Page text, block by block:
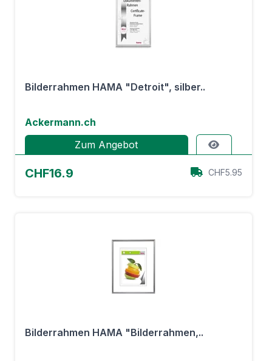
Bilderrahmen HAMA "Detroit", silber..
Ackermann.ch
Zum Angebot
CHF16.9 CHF5.95
Bilderrahmen HAMA "Bilderrahmen,..